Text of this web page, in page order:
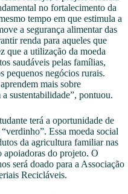
no fortalecimento da
tempo em que estimula a
a segurança alimentar das
renda para aqueles que
que a utilização da moeda
saudáveis pelas famílias,
pequenos negócios rurais.
mais sobre
sustentabilidade”, pontuou.
terá a oportunidade de
Essa moeda social
da agricultura familiar nas
apoiadoras do projeto. O
será doado para a Associação
Recicláveis.